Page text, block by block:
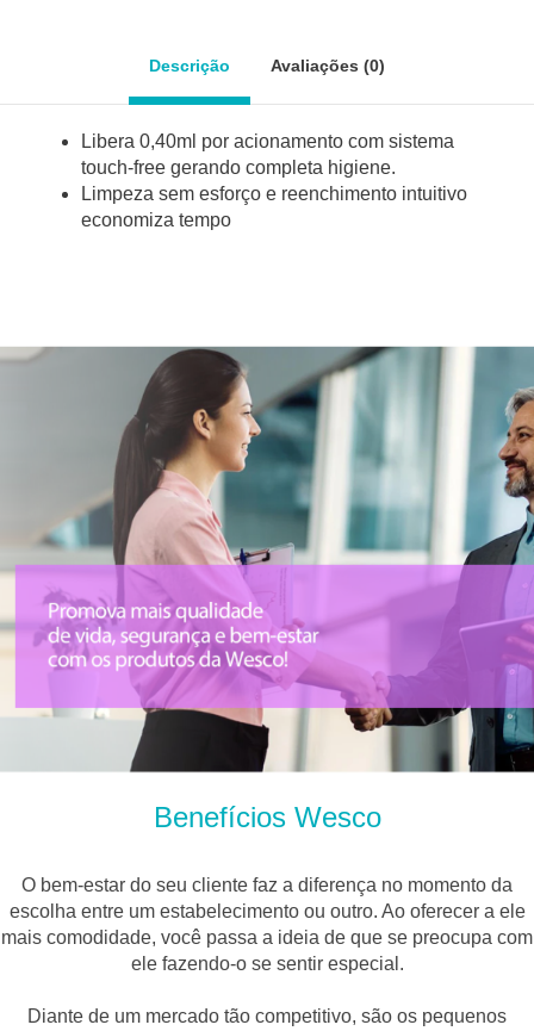
k
a
e
Descrição Avaliações (0)
Libera 0,40ml por acionamento com sistema
touch-free gerando completa higiene.
Limpeza sem esforço e reenchimento intuitivo
economiza tempo
Benefícios Wesco
O bem-estar do seu cliente faz a diferença no momento da
escolha entre um estabelecimento ou outro. Ao oferecer a ele
mais comodidade, você passa a ideia de que se preocupa com
ele fazendo-o se sentir especial.
Diante de um mercado tão competitivo, são os pequenos